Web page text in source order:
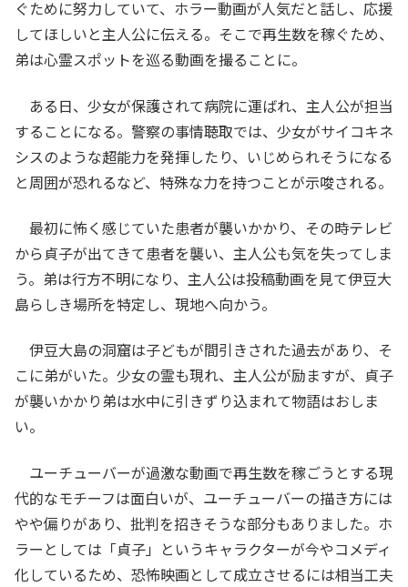
ぐために努力していて、ホラー動画が人気だと話し、応援
してほしいと主人公に伝える。そこで再生数を稼ぐため、
弟は心霊スポットを巡る動画を撮ることに。
ある日、少女が保護されて病院に運ばれ、主人公が担当
することになる。警察の事情聴取では、少女がサイコキネ
シスのような超能力を発揮したり、いじめられそうになる
と周囲が恐れるなど、特殊な力を持つことが示唆される。
最初に怖く感じていた患者が襲いかかり、その時テレビ
から貞子が出てきて患者を襲い、主人公も気を失ってしま
う。弟は行方不明になり、主人公は投稿動画を見て伊豆大
島らしき場所を特定し、現地へ向かう。
伊豆大島の洞窟は子どもが間引きされた過去があり、そ
こに弟がいた。少女の霊も現れ、主人公が励ますが、貞子
が襲いかかり弟は水中に引きずり込まれて物語はおしま
い。
ユーチューバーが過激な動画で再生数を稼ごうとする現
代的なモチーフは面白いが、ユーチューバーの描き方には
やや偏りがあり、批判を招きそうな部分もありました。ホ
ラーとしては「貞子」というキャラクターが今やコメディ
化しているため、恐怖映画として成立させるには相当工夫